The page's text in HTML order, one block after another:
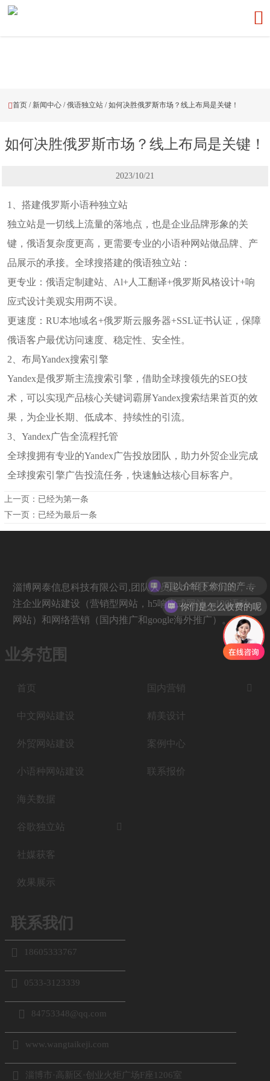

首页 / 新闻中心 /俄语独立站 /如何决胜俄罗斯市场？线上布局是关键！
如何决胜俄罗斯市场？线上布局是关键！
2023/10/21
1、搭建俄罗斯小语种独立站
独立站是一切线上流量的落地点，也是企业品牌形象的关
键，俄语复杂度更高，更需要专业的小语种网站做品牌、产
品展示的承接。全球搜搭建的俄语独立站：
更专业：俄语定制建站、Al+人工翻译+俄罗斯风格设计+响
应式设计美观实用两不误。
更速度：RU本地域名+俄罗斯云服务器+SSL证书认证，保障
俄语客户最优访问速度、稳定性、安全性。
2、布局Yandex搜索引擎
Yandex是俄罗斯主流搜索引擎，借助全球搜领先的SEO技
术，可以实现产品核心关键词霸屏Yandex搜索结果首页的效
果，为企业长期、低成本、持续性的引流。
3、Yandex广告全流程托管
全球搜拥有专业的Yandex广告投放团队，助力外贸企业完成
全球搜索引擎广告投流任务，快速触达核心目标客户。
上一页：已经为第一条
下一页：已经为最后一条
淄博网泰信息科技有限公司,团队人员超16年技术沉淀，专
注企业网站建设（营销型网站，h5响应式网站，190语种
网站）和网络营销（国内推广和google海外推广）。
业务范围
首页
中文网站建设
外贸网站建设
小语种网站建设
海关数据
谷歌独立站 
社媒获客
效果展示
国内营销 
精美设计
案例中心
联系报价
联系我们
 18605333767
 0533-3123339
 84753348@qq.com
 www.wangtaikeji.com
 淄博市·高新区·创业火炬广场F座1206室
可以介绍下你们的产品么
你们是怎么收费的呢